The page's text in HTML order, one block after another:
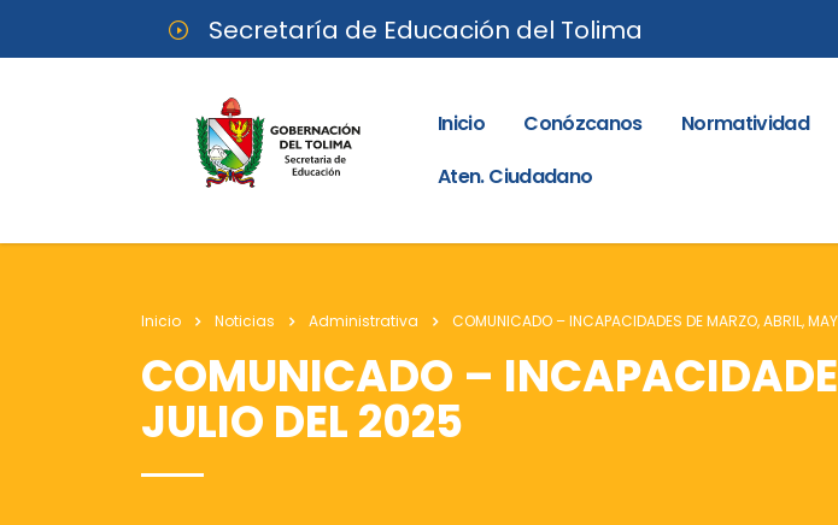
Secretaría de Educación del Tolima
Inicio Conózcanos Normatividad
Aten. Ciudadano
Inicio Noticias Administrativa COMUNICADO – INCAPACIDADES DE MARZO, ABRIL,
COMUNICADO –
JULIO DEL 2025